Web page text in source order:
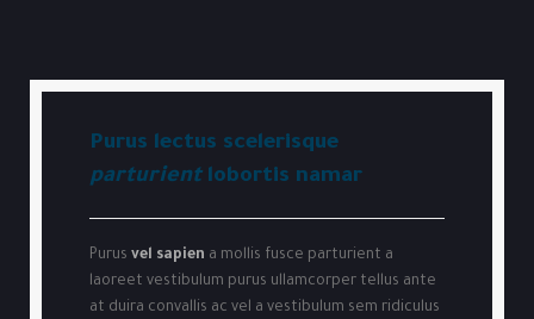
Purus lectus scelerisque
parturientlobortis namar
Purus vel sapien a mollis fusce parturient a
laoreet vestibulum purus ullamcorper tellus ante
at duira convallis ac vel a vestibulum sem ridiculus